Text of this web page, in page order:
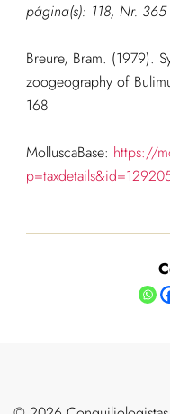
página(s): 118, Nr. 365
Breure, Bram. (1979).
zoogeography of
168
MolluscaBase: https://